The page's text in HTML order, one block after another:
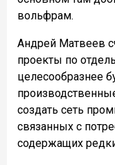
вольфрам.
Андрей Матвеев
проекты по
целесообразнее
создать сеть
связанных с
содержащих